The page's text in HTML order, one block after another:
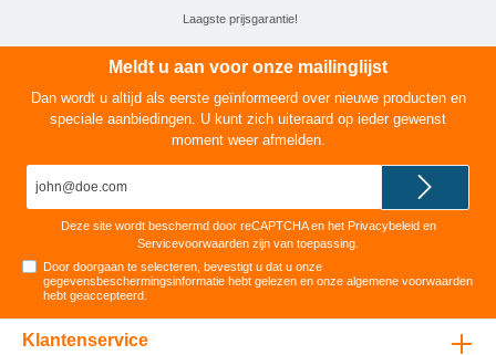
Laagste prijsgarantie!
Meldt u aan voor onze mailinglijst
Dan wordt u altijd als eerste geïnformeerd over nieuwe producten en
speciale aanbiedingen. U kunt zich uiteraard op ieder gewenst
moment weer afmelden.
Deze site wordt beschermd door reCAPTCHA en het Privacybeleid en
Servicevoorwaarden zijn van toepassing.
Door doorgaan te selecteren, bevestigt u dat u onze
gegevensbeschermingsinformatie hebt gelezen en onzealgemene voorwaarden
hebt geaccepteerd
Klantenservice